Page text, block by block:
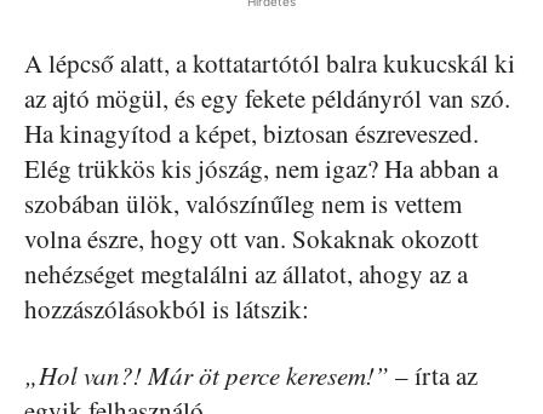
A lépcső alatt, a kottatartótól balra kukucskál ki
az ajtó mögül, és egy fekete példányról van szó.
Ha kinagyítod a képet, biztosan észreveszed.
Elég trükkös kis jószág, nem igaz? Ha abban a
szobában ülök, valószínűleg nem is vettem
volna észre, hogy ott van. Sokaknak okozott
nehézséget megtalálni az állatot, ahogy az a
hozzászólásokból is látszik:
„Hol van?! Már öt perce keresem!” – írta az